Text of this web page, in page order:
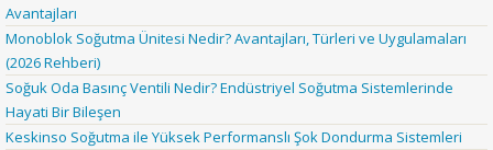
Avantajları
Monoblok Soğutma Ünitesi Nedir? Avantajları, Türleri ve Uygulamaları
(2026 Rehberi)
Soğuk Oda Basınç Ventili Nedir? Endüstriyel Soğutma Sistemlerinde
Hayati Bir Bileşen
Keskinso Soğutma ile Yüksek Performanslı Şok Dondurma Sistemleri